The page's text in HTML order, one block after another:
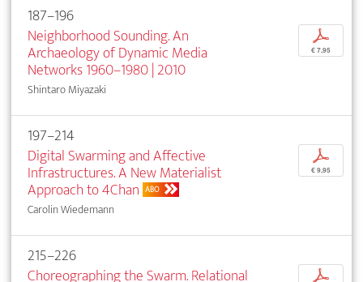
187–196
Neighborhood Sounding. An
Archaeology of Dynamic Media
Networks 1960–1980 | 2010
Shintaro Miyazaki
p
€ 7,95
197–214
Digital Swarming and Affective
Infrastructures. A New Materialist
Approach to 4Chan ABO
Carolin Wiedemann
p
€ 9,95
215–226
Choreographing the Swarm. Relational
p